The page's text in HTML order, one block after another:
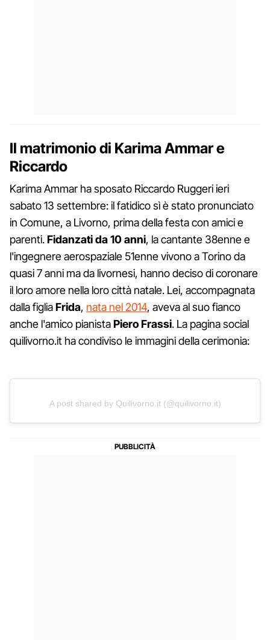
Il matrimonio di Karima Ammar e
Riccardo
Karima Ammar ha sposato Riccardo Ruggeri ieri
sabato 13 settembre: il fatidico sì è stato pronunciato
in Comune, a Livorno, prima della festa con amici e
parenti.Fidanzati da 10 anni, la cantante 38enne e
l'ingegnere aerospaziale 51enne vivono a Torino da
quasi 7 anni ma da livornesi, hanno deciso di coronare
il loro amore nella loro città natale. Lei, accompagnata
dalla figliaFrida, nata nel 2014, aveva al suo fianco
anche l'amico pianistaPieroFrassi. La pagina social
quilivorno.it ha condiviso le immagini della cerimonia:
A post shared by Quilivorno.it (@quilivorno.it)